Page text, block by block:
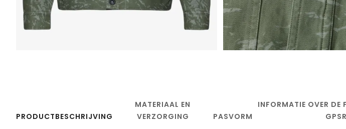
PRODUCTBESCHRIJVING
MATERIAAL EN
VERZORGING
PASVORM
INFORMATIE OVER DE